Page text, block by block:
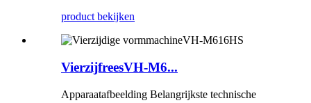
product bekijken
VierzijfreesVH-M6...
Apparaatafbeelding Belangrijkste technische